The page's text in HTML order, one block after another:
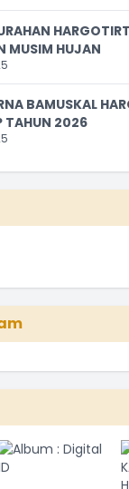
MUSIM HUJAN
BAMUSKAL
TAHUN 2026